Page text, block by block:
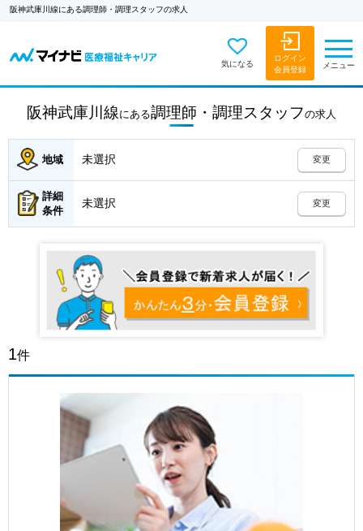
阪神武庫川線にある調理師・調理スタッフの求人
気になる
ログイン
会員登録
メニュー
阪神武庫川線 にある調理師・調理スタッフの求人
地域 未選択 変更
詳細
条件
未選択 変更
1件